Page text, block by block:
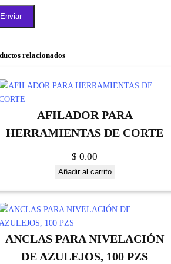
relacionados
AFILADOR PARA
HERRAMIENTAS DE CORTE
$ 0.00
Añadir al carrito
ANCLAS PARA NIVELACIÓN
DE AZULEJOS, 100 PZS